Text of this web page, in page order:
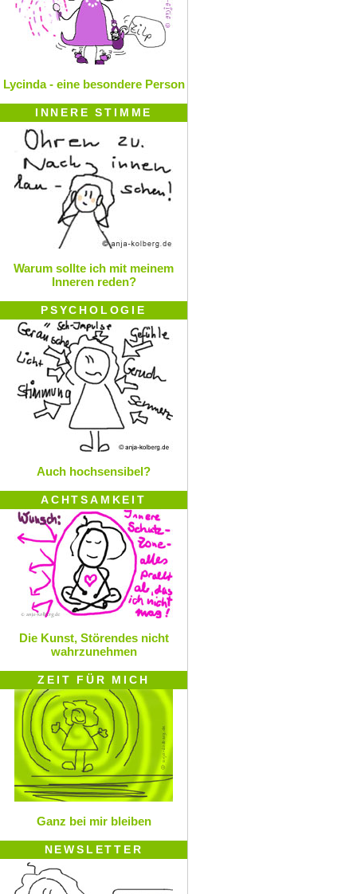
Lycinda - eine besondere Person
INNERE STIMME
Warum sollte ich mit meinem
Inneren reden?
PSYCHOLOGIE
Auch hochsensibel?
ACHTSAMKEIT
Die Kunst, Störendes nicht
wahrzunehmen
ZEIT FÜR MICH
Ganz bei mir bleiben
NEWSLETTER